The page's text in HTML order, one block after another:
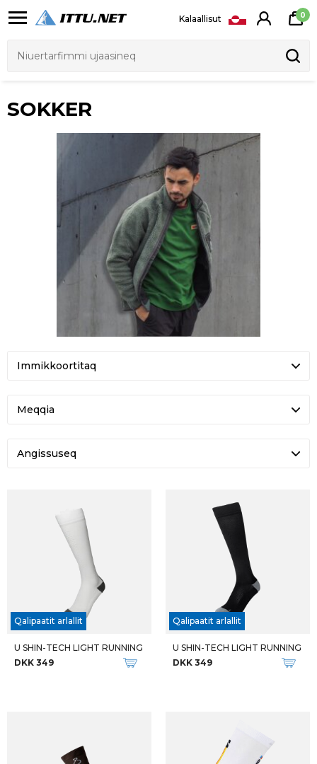
Kalaallisut 0
SOKKER
Meqqia
Angissuseq
Qalipaatit arlallit
U SHIN-TECH LIGHT RUNNING
DKK 349
Qalipaatit arlallit
U SHIN-TECH LIGHT RUNNING
DKK 349